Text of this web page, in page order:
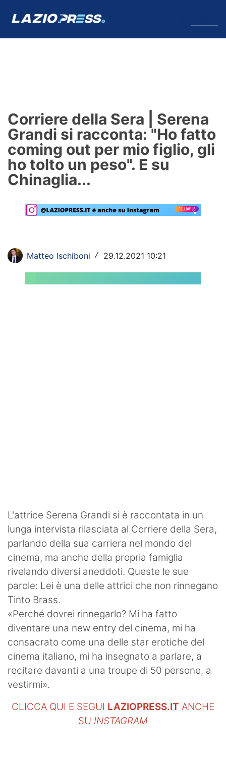
Formello
Infortuni
Primavera
Lazio Women
Social
Calcio
Corriere della Sera | Serena
Grandi si racconta: "Ho fatto
coming out per mio figlio, gli
ho tolto un peso". E su
Chinaglia...
Matteo Ischiboni / 29.12.2021 10:21
L'attrice Serena Grandi si è raccontata in un
lunga intervista rilasciata al Corriere della Sera,
parlando della sua carriera nel mondo del
cinema, ma anche della propria famiglia
rivelando diversi aneddoti. Queste le sue
parole: Lei è una delle attrici che non rinnegano
Tinto Brass.
«Perché dovrei rinnegarlo? Mi ha fatto
diventare una new entry del cinema, mi ha
consacrato come una delle star erotiche del
cinema italiano, mi ha insegnato a parlare, a
recitare davanti a una troupe di 50 persone, a
vestirmi».
CLICCA QUI E SEGUI LAZIOPRESS.IT ANCHE
SU INSTAGRAM